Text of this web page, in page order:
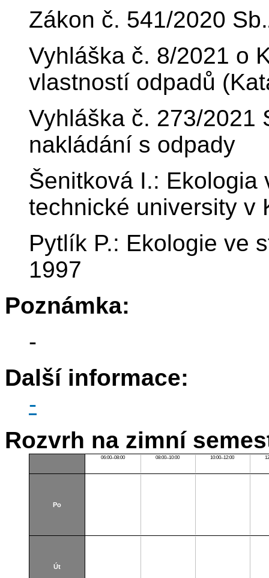
Zákon č. 541/2020
Vyhláška č. 8/2021 o
vlastností odpadů
Vyhláška č. 273/2021
nakládání s odpady
Šenitková I.:
technické university v
Pytlík P.: Ekologie ve
1997
Poznámka:
-
Další informace:
-
Rozvrh na zimní
06:00–08:00 08:00–10:00 10:00–12:00
Po
Út